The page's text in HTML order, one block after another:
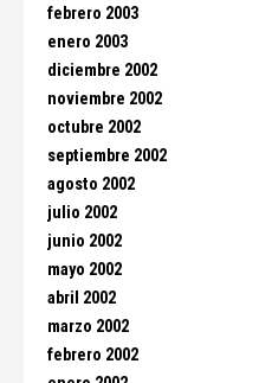
febrero 2003
enero 2003
diciembre 2002
noviembre 2002
octubre 2002
septiembre 2002
agosto 2002
julio 2002
junio 2002
mayo 2002
abril 2002
marzo 2002
febrero 2002